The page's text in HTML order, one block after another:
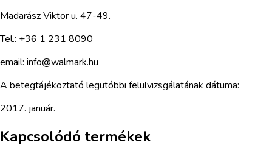
Madarász Viktor u. 47-49.
Tel.: +36 1 231 8090
email: info@walmark.hu
A betegtájékoztató legutóbbi felülvizsgálatának dátuma:
2017. január.
Kapcsolódó termékek